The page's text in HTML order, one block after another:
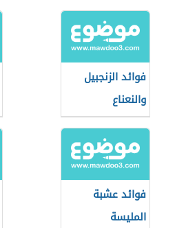
فوائد الزنجبيل
والنعناع
فوائد عشبة
المليسة